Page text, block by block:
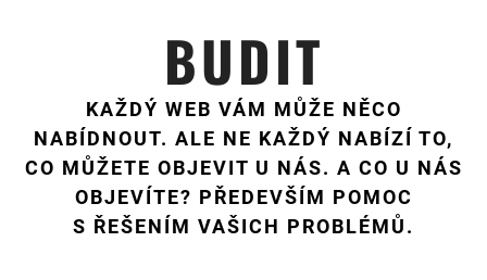
BUDIT
KAŽDÝ WEB VÁM MŮŽE NĚCO
NABÍDNOUT. ALE NE KAŽDÝ NABÍZÍ TO,
CO MŮŽETE OBJEVIT U NÁS. A CO U NÁS
OBJEVÍTE? PŘEDEVŠÍM POMOC
S ŘEŠENÍM VAŠICH PROBLÉMŮ.